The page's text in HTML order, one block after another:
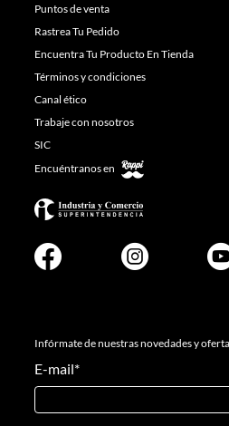
Puntos de venta
Rastrea Tu Pedido
Encuentra Tu Producto En Tienda
Términos y condiciones
Canal ético
Trabaje con nosotros
SIC
Encuéntranos en
Infórmate de nuestras novedades y
E-mail*